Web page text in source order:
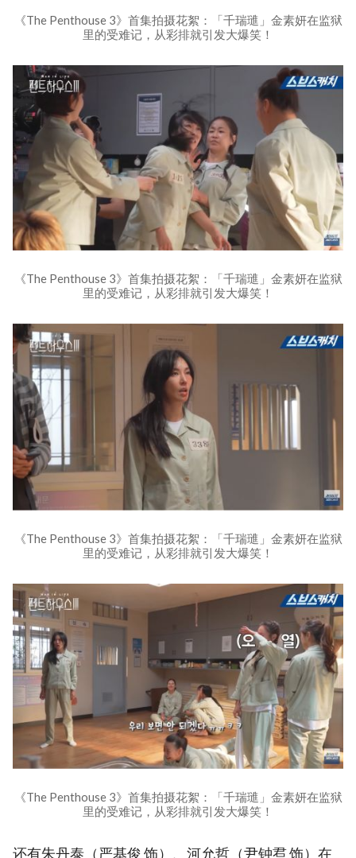
《The Penthouse 3》首集拍摄花絮：「千瑞璡」金素妍在监狱
里的受难记，从彩排就引发大爆笑！
《The Penthouse 3》首集拍摄花絮：「千瑞璡」金素妍在监狱
里的受难记，从彩排就引发大爆笑！
《The Penthouse 3》首集拍摄花絮：「千瑞璡」金素妍在监狱
里的受难记，从彩排就引发大爆笑！
《The Penthouse 3》首集拍摄花絮：「千瑞璡」金素妍在监狱
里的受难记，从彩排就引发大爆笑！
还有朱丹泰（严基俊 饰）、河允哲（尹钟焄 饰）在